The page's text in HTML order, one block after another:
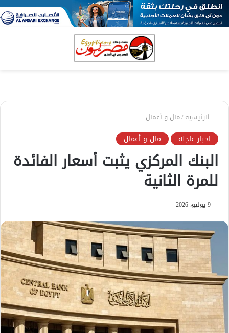
الرئيسية/مال و أعمال
اخبار عاجله مال و أعمال
البنك المركزي يثبت أسعار الفائدة
للمرة الثانية
9 يوليو، 2026